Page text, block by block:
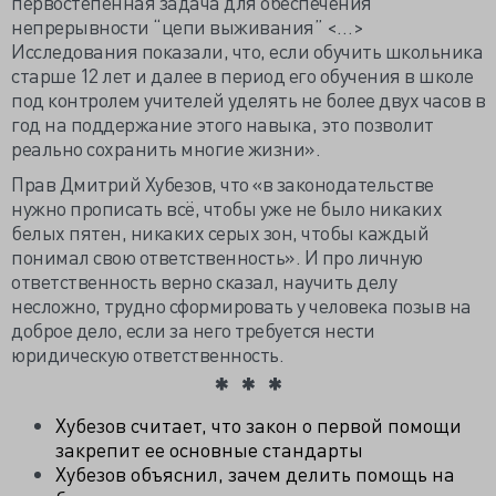
непрерывности “цепи выживания” <…>
Исследования показали, что, если обучить школьника
старше 12 лет и далее в период его обучения в школе
под контролем учителей уделять не более двух часов в
год на поддержание этого навыка, это позволит
реально сохранить многие жизни».
Прав Дмитрий Хубезов, что «в законодательстве
нужно прописать всё, чтобы уже не было никаких
белых пятен, никаких серых зон, чтобы каждый
понимал свою ответственность». И про личную
ответственность верно сказал, научить делу
несложно, трудно сформировать у человека позыв на
доброе дело, если за него требуется нести
юридическую ответственность.
Хубезов считает, что закон о первой помощи
закрепит ее основные стандарты
Хубезов объяснил, зачем делить помощь на